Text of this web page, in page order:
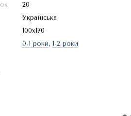
20
Українська
100х170
0-1 роки, 1-2 роки